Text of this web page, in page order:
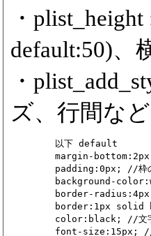
・
default:50)、
・
ズ、行間な